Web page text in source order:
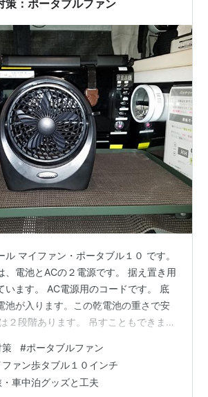
策：ポータブルファン
ル マイファン・ポータブル１０ です。
、電池とACの２電源です。 据え置き用
います。 AC電源用のコードです。 底
池が入ります。この乾電池の重さで安
２段階あります。 吊すこともできま
策 #ポータブルファン
ァン歩タブル１０インチ
車中泊グッズと工夫